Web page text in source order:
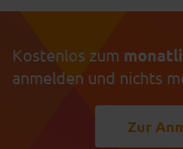
Kostenlos zum
anmelden und nichts
Zur